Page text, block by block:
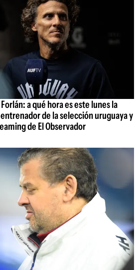
a qué hora es este lunes la
de la selección uruguaya y
de El Observador